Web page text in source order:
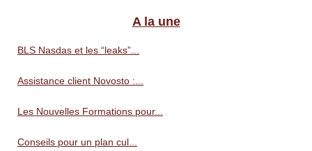
A la une
BLS Nasdas et les “leaks”...
Assistance client Novosto :...
Les Nouvelles Formations pour...
Conseils pour un plan cul...